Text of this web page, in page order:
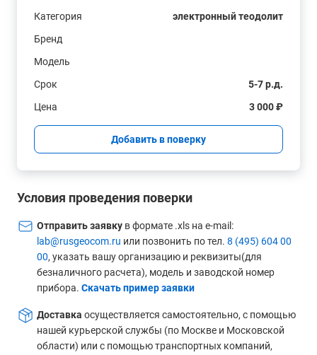
Категория
электронный теодолит
Бренд
Модель
Срок
5-7 р.д.
Цена
3 000 ₽
Добавить в поверку
Условия проведения поверки
Отправить заявку в формате .xls на e-mail:
lab@rusgeocom.ru или позвонить по тел. 8 (495) 604 00
00, указать вашу организацию и реквизиты(для
безналичного расчета), модель и заводской номер
прибора. Скачать пример заявки
Доставка осуществляется самостоятельно, с помощью
нашей курьерской службы (по Москве и Московской
области) или с помощью транспортных компаний,